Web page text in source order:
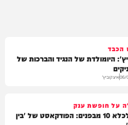
הכבד
היומולדת של הנגיד והברכות של
06/איצקוביץ'
על חופשת ענק
הצצה לכלא 10 מבפנים: הפודקאסט של 'בין